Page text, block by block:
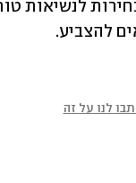
להצביע.
לנו על זה